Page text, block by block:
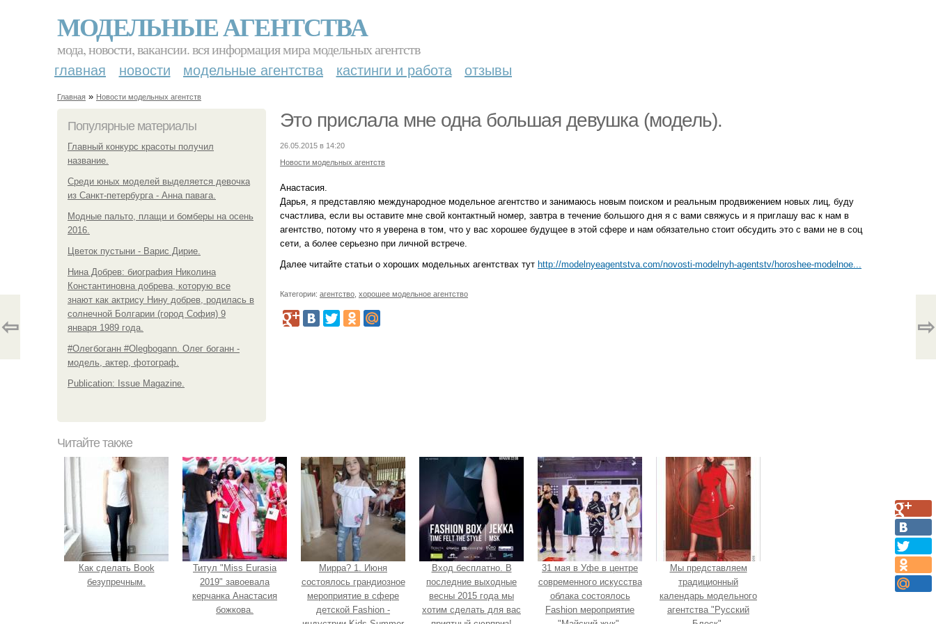
МОДЕЛЬНЫЕ АГЕНТСТВА
мода, новости, вакансии. вся информация мира модельных агентств
главная новости модельные агентства кастинги и работа отзывы
Главная » Новости модельных агентств
Популярные материалы
Главный конкурс красоты получил
название.
Среди юных моделей выделяется девочка
из Санкт-петербурга - Анна павага.
Модные пальто, плащи и бомберы на осень
2016.
Цветок пустыни - Варис Дирие.
Нина Добрев: биография Николина
Константиновна добрева, которую все
знают как актрису Нину добрев, родилась в
солнечной Болгарии (город София) 9
января 1989 года.
#Олегбоганн #Olegbogann. Олег боганн -
модель, актер, фотограф.
Publication: Issue Magazine.
Это прислала мне одна большая девушка (модель).
26.05.2015 в 14:20
Новости модельных агентств
Анастасия.
Дарья, я представляю международное модельное агентство и занимаюсь новым поиском и реальным продвижением новых лиц, буду
счастлива, если вы оставите мне свой контактный номер, завтра в течение большого дня я с вами свяжусь и я приглашу вас к нам в
агентство, потому что я уверена в том, что у вас хорошее будущее в этой сфере и нам обязательно стоит обсудить это с вами не в соц
сети, а более серьезно при личной встрече.
Далее читайте статьи о хороших модельных агентствах тут http://modelnyeagentstva.com/novosti-modelnyh-agentstv/horoshee-modelnoe...
Категории: агентство хорошее модельное агентство
⇦ ⇨
Читайте также
Как сделать Book
безупречным.
Титул "Miss Eurasia
2019" завоевала
керчанка Анастасия
божкова.
Мирра? 1. Июня
состоялось грандиозное
мероприятие в сфере
детской Fashion -
Вход бесплатно. В
последние выходные
весны 2015 года мы
хотим сделать для вас
31 мая в Уфе в центре
современного искусства
облака состоялось
Fashion мероприятие
Мы представляем
традиционный
календарь модельного
агентства "Русский